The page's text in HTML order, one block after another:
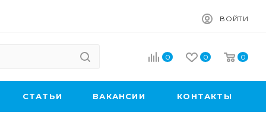
ВОЙТИ
0 0 0
CТАТЬИ ВАКАНСИИ КОНТАКТЫ